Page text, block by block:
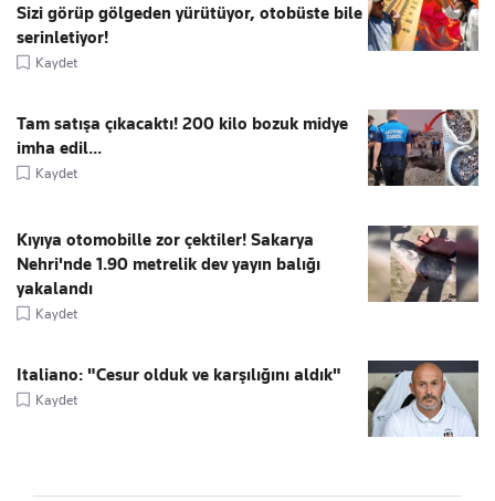
Sizi görüp gölgeden yürütüyor, otobüste bile
serinletiyor!
Kaydet
Tam satışa çıkacaktı! 200 kilo bozuk midye
imha edil...
Kaydet
Kıyıya otomobille zor çektiler! Sakarya
Nehri'nde 1.90 metrelik dev yayın balığı
yakalandı
Kaydet
Italiano: "Cesur olduk ve karşılığını aldık"
Kaydet